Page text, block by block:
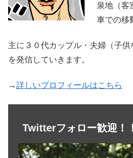
泉地（客
車での移
主に３０代カップル・夫婦（子
を発信していきます。
→詳しいプロフィールはこちら
Twitterフォロー歓迎！！